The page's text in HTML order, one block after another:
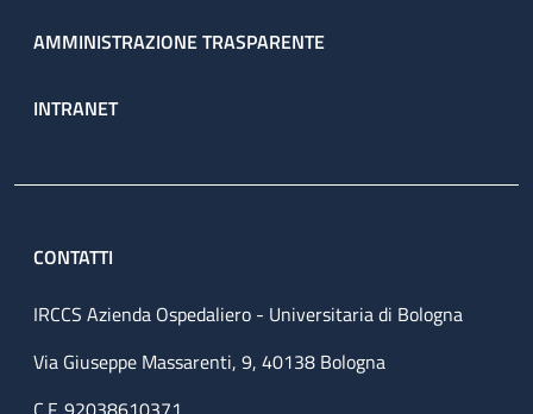
AMMINISTRAZIONE TRASPARENTE
INTRANET
CONTATTI
IRCCS Azienda Ospedaliero - Universitaria di Bologna
Via Giuseppe Massarenti, 9, 40138 Bologna